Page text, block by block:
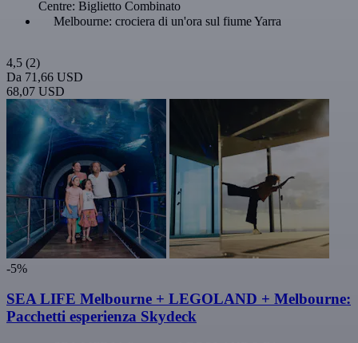
Centre: Biglietto Combinato
Melbourne: crociera di un'ora sul fiume Yarra
4,5 (2)
Da 71,66 USD
68,07 USD
-5%
SEA LIFE Melbourne + LEGOLAND + Melbourne:
Pacchetti esperienza Skydeck